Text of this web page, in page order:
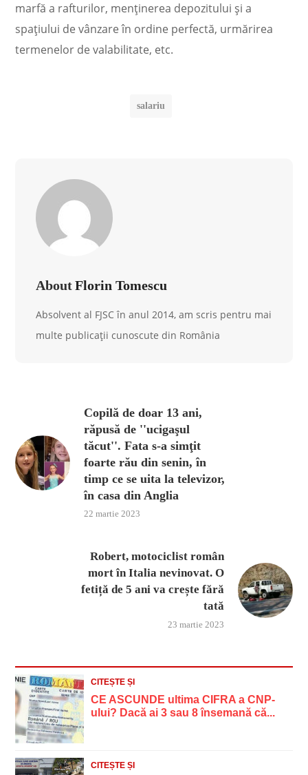
marfă a rafturilor, menţinerea depozitului şi a
spaţiului de vânzare în ordine perfectă, urmărirea
termenelor de valabilitate, etc.
salariu
About Florin Tomescu
Absolvent al FJSC în anul 2014, am scris pentru mai
multe publicații cunoscute din România
Copilă de doar 13 ani,
răpusă de ''ucigaşul
tăcut''. Fata s-a simţit
foarte rău din senin, în
timp ce se uita la televizor,
în casa din Anglia
22 martie 2023
Robert, motociclist român
mort în Italia nevinovat. O
fetiță de 5 ani va crește fără
tată
23 martie 2023
CITEȘTE ȘI
CE ASCUNDE ultima CIFRA a CNP-
ului? Dacă ai 3 sau 8 însemană că...
CITEȘTE ȘI